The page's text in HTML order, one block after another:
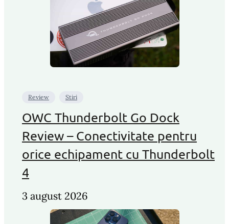
Review Stiri
OWC Thunderbolt Go Dock
Review – Conectivitate pentru
orice echipament cu Thunderbolt
4
3 august 2026